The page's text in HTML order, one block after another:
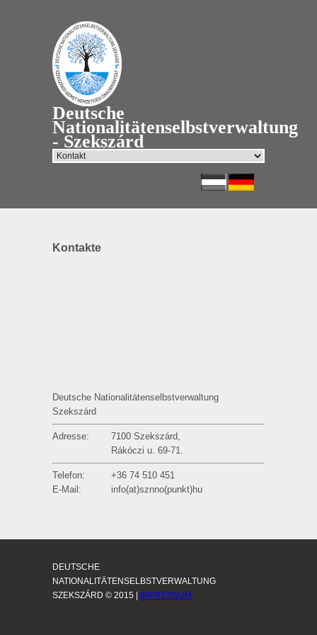
Deutsche
Nationalitätenselbstverwaltung
- Szekszárd
Kontakte
Deutsche Nationalitätenselbstverwaltung
Szekszárd
Adresse:
7100 Szekszárd,
Rákóczi u. 69-71.
Telefon:
+36 74 510 451
E-Mail:
info(at)sznno(punkt)hu
DEUTSCHE
NATIONALITÄTENSELBSTVERWALTUNG
SZEKSZÁRD © 2015 |
IMPRESSUM